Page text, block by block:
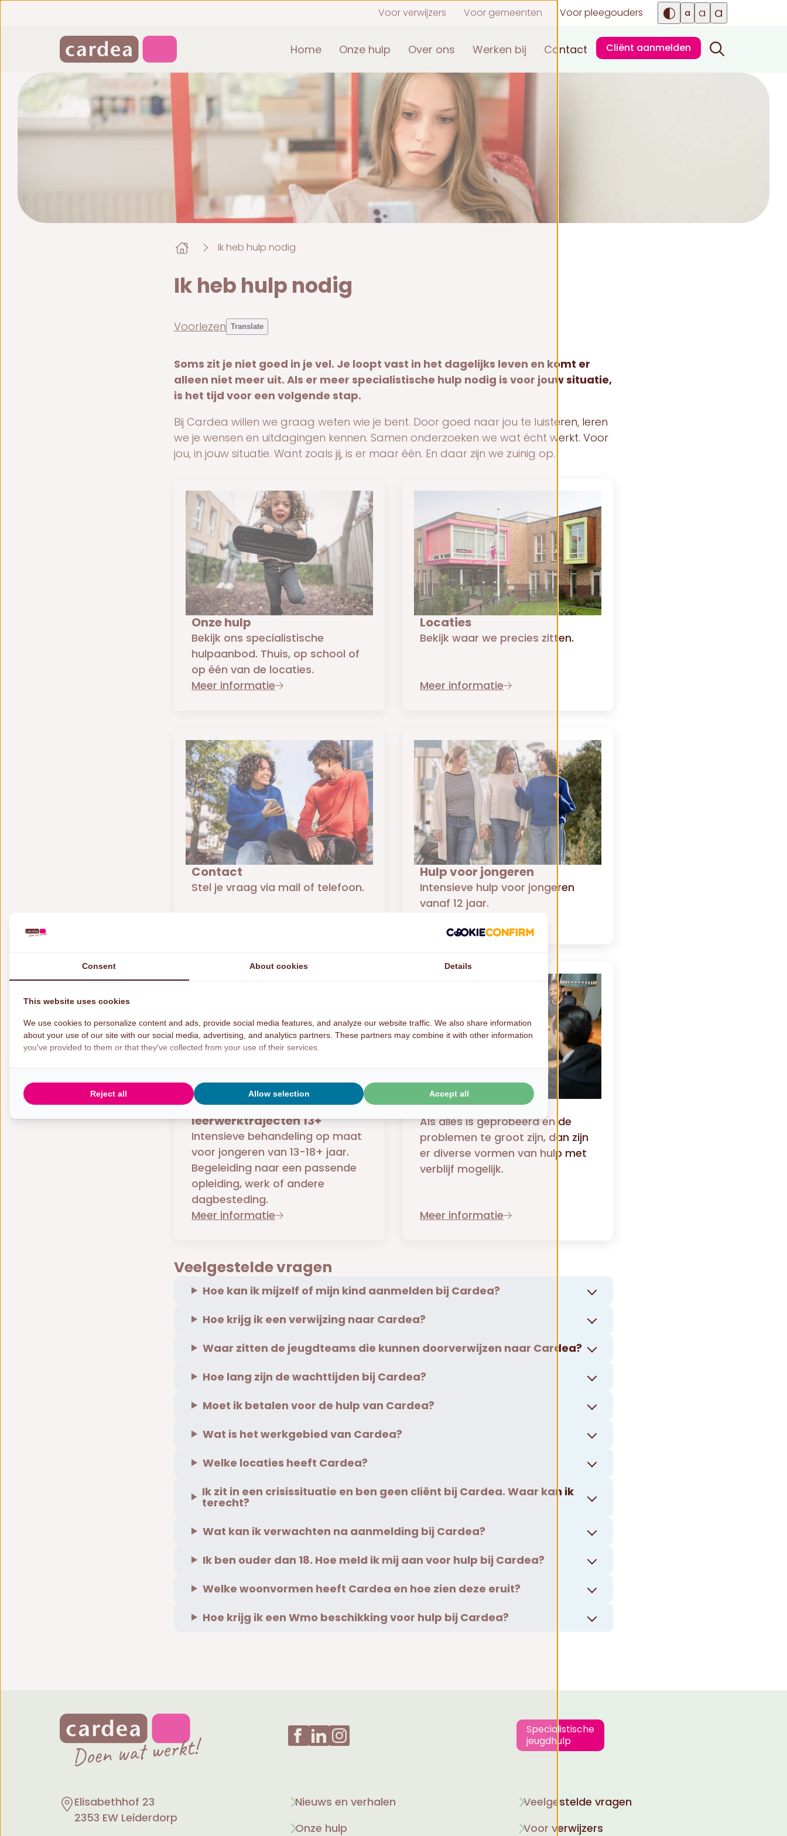
Voor verwijzers Voor gemeenten Voor pleegouders a a a
Home Onze hulp Over ons Werken bij Contact Cliënt aanmelden
Ik heb hulp nodig
Ik heb hulp nodig
Voorlezen Translate
Soms zit je niet goed in je vel. Je loopt vast in het dagelijks leven en komt er
alleen niet meer uit. Als er meer specialistische hulp nodig is voor jouw situatie,
is het tijd voor een volgende stap.
Bij Cardea willen we graag weten wie je bent. Door goed naar jou te luisteren, leren
we je wensen en uitdagingen kennen. Samen onderzoeken we wat écht werkt. Voor
jou, in jouw situatie. Want zoals jij, is er maar één. En daar zijn we zuinig op.
Onze hulp
Bekijk ons specialistische
hulpaanbod. Thuis, op school of
op één van de locaties.
Meer informatie
Locaties
Bekijk waar we precies zitten.
Meer informatie
Contact
Stel je vraag via mail of telefoon.
Hulp voor jongeren
Intensieve hulp voor jongeren
vanaf 12 jaar.
Dagbehandeling &
leerwerktrajecten 13+
Intensieve behandeling op maat
voor jongeren van 13-18+ jaar.
Begeleiding naar een passende
opleiding, werk of andere
dagbesteding.
Meer informatie
Hulp met verblijf
Als alles is geprobeerd en de
problemen te groot zijn, dan zijn
er diverse vormen van hulp met
verblijf mogelijk.
Meer informatie
Veelgestelde vragen
Hoe kan ik mijzelf of mijn kind aanmelden bij Cardea?
Hoe krijg ik een verwijzing naar Cardea?
Waar zitten de jeugdteams die kunnen doorverwijzen naar Cardea?
Hoe lang zijn de wachttijden bij Cardea?
Moet ik betalen voor de hulp van Cardea?
Wat is het werkgebied van Cardea?
Welke locaties heeft Cardea?
Ik zit in een crisissituatie en ben geen cliënt bij Cardea. Waar kan ik
terecht?
Wat kan ik verwachten na aanmelding bij Cardea?
Ik ben ouder dan 18. Hoe meld ik mij aan voor hulp bij Cardea?
Welke woonvormen heeft Cardea en hoe zien deze eruit?
Hoe krijg ik een Wmo beschikking voor hulp bij Cardea?
Specialistische
jeugdhulp
Elisabethhof 23
2353 EW Leiderdorp
Nieuws en verhalen
Onze hulp
Veelgestelde vragen
Voor verwijzers
Consent About cookies Details
This website uses cookies
We use cookies to personalize content and ads, provide social media features, and analyze our website traffic. We also share information
about your use of our site with our social media, advertising, and analytics partners. These partners may combine it with other information
you've provided to them or that they've collected from your use of their services.
Reject all Allow selection Accept all